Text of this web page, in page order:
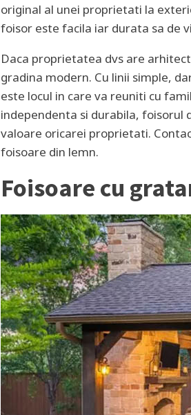
original al unei proprietati la
foisor este facila iar durata sa de
Daca proprietatea dvs are
gradina modern. Cu linii simple,
este locul in care va reuniti cu
independenta si durabila,
valoare oricarei proprietati.
foisoare din lemn.
Foisoare cu